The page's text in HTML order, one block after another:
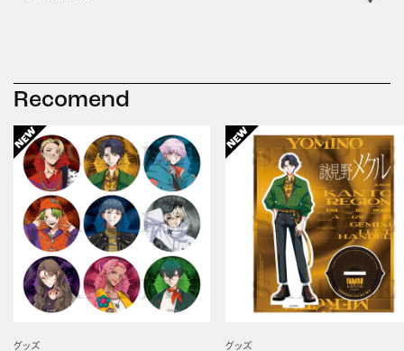
Recomend
グッズ グッズ